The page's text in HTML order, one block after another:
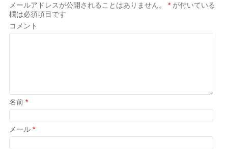
メールアドレスが公開されることはありません。 * が付いている
欄は必須項目です
コメント
名前*
メール*